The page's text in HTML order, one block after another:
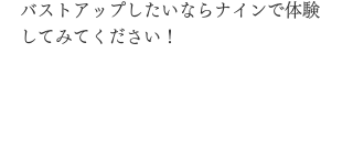
バストアップしたいならナインで体験
してみてください！